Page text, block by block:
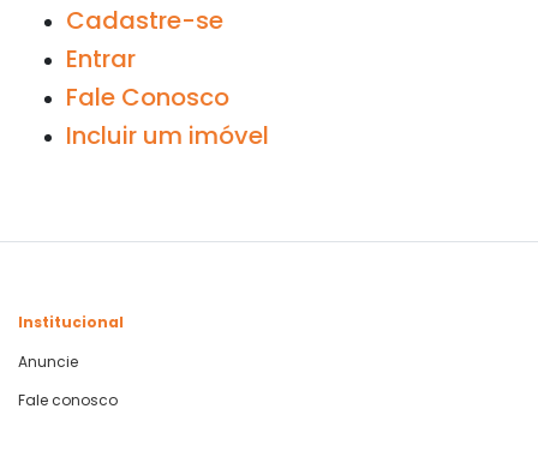
Cadastre-se
Entrar
Fale Conosco
Incluir um imóvel
Institucional
Anuncie
Fale conosco